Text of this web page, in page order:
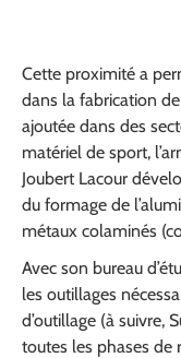
Cette proximité a
dans la fabrication
ajoutée dans des
matériel de sport,
Joubert Lacour
du formage de
métaux colaminés
Avec son bureau
les outillages
d’outillage (à suivre,
toutes les phases de